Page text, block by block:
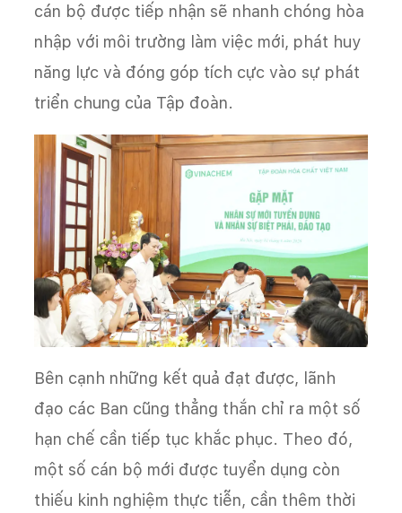
cán bộ được tiếp nhận sẽ nhanh chóng hòa
nhập với môi trường làm việc mới, phát huy
năng lực và đóng góp tích cực vào sự phát
triển chung của Tập đoàn.
Bên cạnh những kết quả đạt được, lãnh
đạo các Ban cũng thẳng thắn chỉ ra một số
hạn chế cần tiếp tục khắc phục. Theo đó,
một số cán bộ mới được tuyển dụng còn
thiếu kinh nghiệm thực tiễn, cần thêm thời